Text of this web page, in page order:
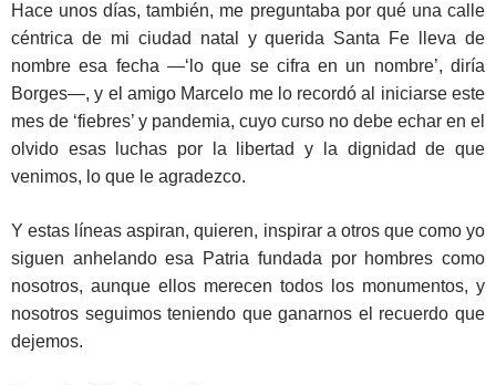
Hace unos días, también, me preguntaba por qué una calle
céntrica de mi ciudad natal y querida Santa Fe lleva de
nombre esa fecha —‘lo que se cifra en un nombre’, diría
Borges—, y el amigo Marcelo me lo recordó al iniciarse este
mes de ‘fiebres’ y pandemia, cuyo curso no debe echar en el
olvido esas luchas por la libertad y la dignidad de que
venimos, lo que le agradezco.
Y estas líneas aspiran, quieren, inspirar a otros que como yo
siguen anhelando esa Patria fundada por hombres como
nosotros, aunque ellos merecen todos los monumentos, y
nosotros seguimos teniendo que ganarnos el recuerdo que
dejemos.